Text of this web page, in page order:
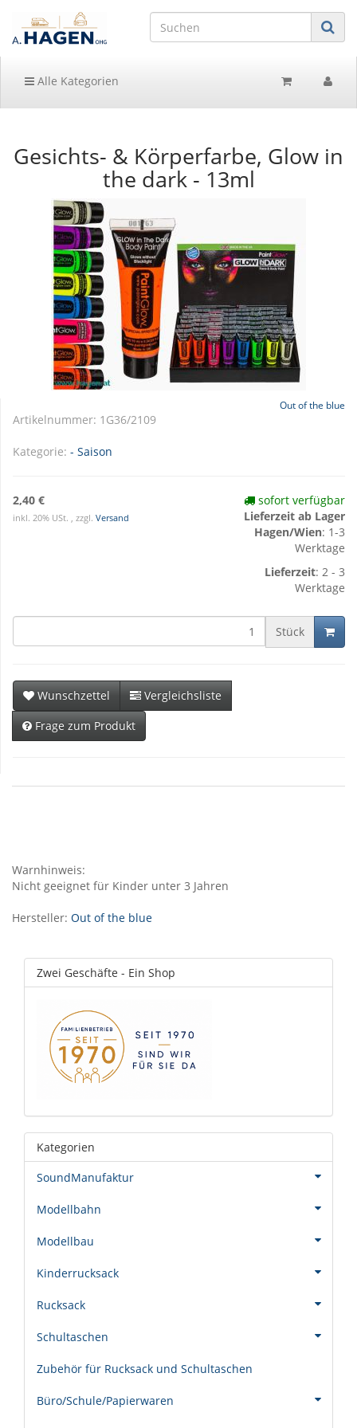
Alle Kategorien
Gesichts- & Körperfarbe, Glow in
the dark - 13ml
Out of the blue
Artikelnummer: 1G36/2109
Kategorie: - Saison
2,40 €
inkl. 20% USt. , zzgl. Versand
sofort verfügbar
Lieferzeit ab Lager
Hagen/Wien: 1-3
Werktage
Lieferzeit: 2 - 3
Werktage
Stück
Wunschzettel
Vergleichsliste
Frage zum Produkt
Warnhinweis:
Nicht geeignet für Kinder unter 3 Jahren
Hersteller: Out of the blue
Zwei Geschäfte - Ein Shop
Kategorien
SoundManufaktur
Modellbahn
Modellbau
Kinderrucksack
Rucksack
Schultaschen
Zubehör für Rucksack und Schultaschen
Büro/Schule/Papierwaren